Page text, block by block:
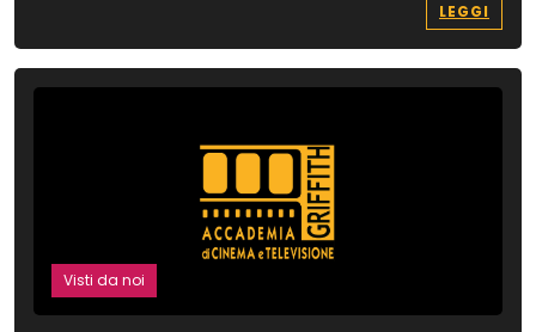
LEGGI
Visti da noi